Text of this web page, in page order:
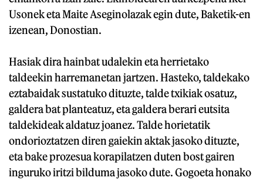
Usonek eta Maite Aseginolazak egin dute, Baketik-en
izenean, Donostian.
Hasiak dira hainbat udalekin eta herrietako
taldeekin harremanetan jartzen. Hasteko, taldekako
eztabaidak sustatuko dituzte, talde txikiak osatuz,
galdera bat planteatuz, eta galdera berari eutsita
taldekideak aldatuz joanez. Talde horietatik
ondorioztatzen diren gaiekin aktak jasoko dituzte,
eta bake prozesua korapilatzen duten bost gairen
inguruko iritzi bilduma jasoko dute. Gogoeta honako